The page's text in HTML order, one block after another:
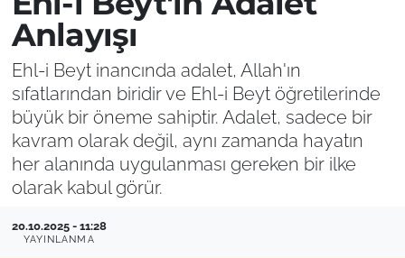
Anlayışı
Ehl-i Beyt inancında adalet, Allah'ın
sıfatlarından biridir ve Ehl-i Beyt öğretilerinde
büyük bir öneme sahiptir. Adalet, sadece bir
kavram olarak değil, aynı zamanda hayatın
her alanında uygulanması gereken bir ilke
olarak kabul görür.
20.10.2025 - 11:28
YAYINLANMA